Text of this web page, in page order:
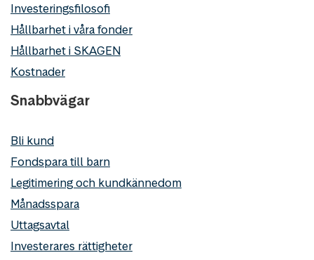
Investeringsfilosofi
Hållbarhet i våra fonder
Hållbarhet i SKAGEN
Kostnader
Snabbvägar
Bli kund
Fondspara till barn
Legitimering och kundkännedom
Månadsspara
Uttagsavtal
Investerares rättigheter